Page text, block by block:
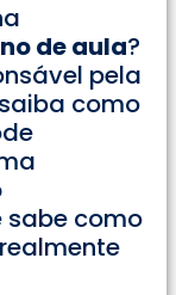
de aula?
pela
como
sabe como